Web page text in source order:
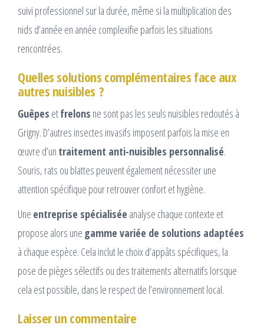
suivi professionnel sur la durée, même si la multiplication des
nids d’année en année complexifie parfois les situations
rencontrées.
Quelles solutions complémentaires face aux
autres nuisibles ?
Guêpes etfrelons ne sont pas les seuls nuisibles redoutés à
Grigny. D’autres insectes invasifs imposent parfois la mise en
œuvre d’un traitement anti-nuisibles personnalisé.
Souris, rats ou blattes peuvent également nécessiter une
attention spécifique pour retrouver confort et hygiène.
Une entreprise spécialisée analyse chaque contexte et
propose alors une gamme variée de solutions adaptées
à chaque espèce. Cela inclut le choix d’appâts spécifiques, la
pose de pièges sélectifs ou des traitements alternatifs lorsque
cela est possible, dans le respect de l’environnement local.
Laisser un commentaire